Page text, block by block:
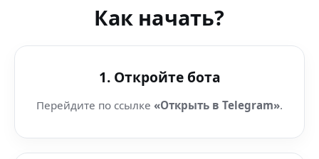
Как начать?
1. Откройте бота
Перейдите по ссылке «Открыть в Telegram».